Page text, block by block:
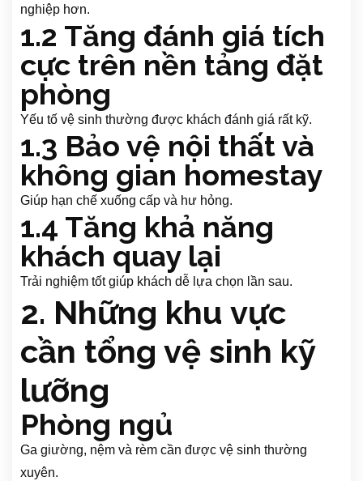
nghiệp hơn.
1.2 Tăng đánh giá tích
cực trên nền tảng đặt
phòng
Yếu tố vệ sinh thường được khách đánh giá rất kỹ.
1.3 Bảo vệ nội thất và
không gian homestay
Giúp hạn chế xuống cấp và hư hỏng.
1.4 Tăng khả năng
khách quay lại
Trải nghiệm tốt giúp khách dễ lựa chọn lần sau.
2. Những khu vực
cần tổng vệ sinh kỹ
lưỡng
Phòng ngủ
Ga giường, nệm và rèm cần được vệ sinh thường
xuyên.